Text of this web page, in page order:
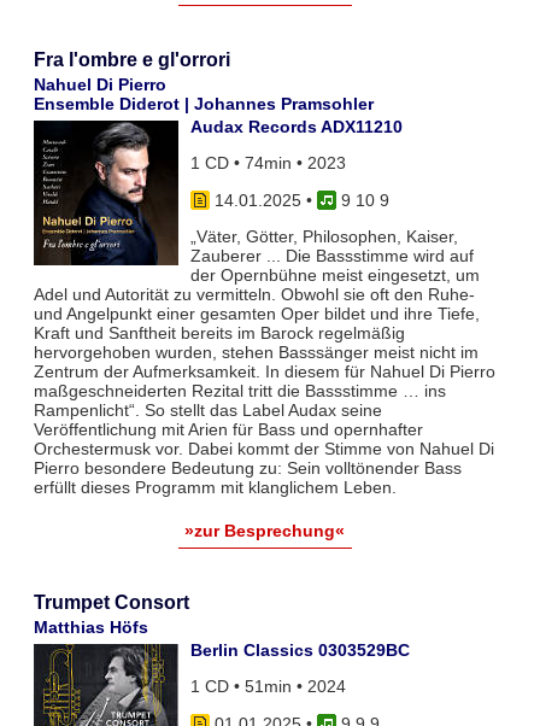
Fra l'ombre e gl'orrori
Nahuel Di Pierro
Ensemble Diderot | Johannes Pramsohler
Audax Records ADX11210
1 CD • 74min • 2023
14.01.2025•
9 10 9
„Väter, Götter, Philosophen, Kaiser,
Zauberer ... Die Bassstimme wird auf
der Opernbühne meist eingesetzt, um
Adel und Autorität zu vermitteln. Obwohl sie oft den Ruhe-
und Angelpunkt einer gesamten Oper bildet und ihre Tiefe,
Kraft und Sanftheit bereits im Barock regelmäßig
hervorgehoben wurden, stehen Basssänger meist nicht im
Zentrum der Aufmerksamkeit. In diesem für Nahuel Di Pierro
maßgeschneiderten Rezital tritt die Bassstimme … ins
Rampenlicht“. So stellt das Label Audax seine
Veröffentlichung mit Arien für Bass und opernhafter
Orchestermusk vor. Dabei kommt der Stimme von Nahuel Di
Pierro besondere Bedeutung zu: Sein volltönender Bass
erfüllt dieses Programm mit klanglichem Leben.
»zur Besprechung«
Trumpet Consort
Matthias Höfs
Berlin Classics 0303529BC
1 CD • 51min • 2024